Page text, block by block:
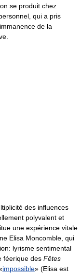
se produit chez
qui a pris
de la
des influences
polyvalent et
une expérience vitale
Elisa Moncomble, qui
lyrisme sentimental
féerique des Fêtes
impossible» (Elisa est